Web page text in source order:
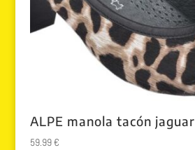
ALPE manola tacón jaguar
59.99€